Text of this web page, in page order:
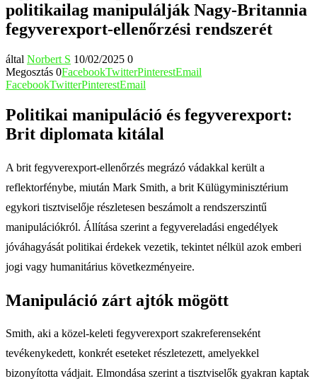
politikailag manipulálják Nagy-Britannia
fegyverexport-ellenőrzési rendszerét
által Norbert S 10/02/2025 0
Megosztás 0FacebookTwitterPinterestEmail
FacebookTwitterPinterestEmail
Politikai manipuláció és fegyverexport:
Brit diplomata kitálal
A brit fegyverexport-ellenőrzés megrázó vádakkal került a
reflektorfénybe, miután Mark Smith, a brit Külügyminisztérium
egykori tisztviselője részletesen beszámolt a rendszerszintű
manipulációkról. Állítása szerint a fegyvereladási engedélyek
jóváhagyását politikai érdekek vezetik, tekintet nélkül azok emberi
jogi vagy humanitárius következményeire.
Manipuláció zárt ajtók mögött
Smith, aki a közel-keleti fegyverexport szakreferenseként
tevékenykedett, konkrét eseteket részletezett, amelyekkel
bizonyította vádjait. Elmondása szerint a tisztviselők gyakran kaptak